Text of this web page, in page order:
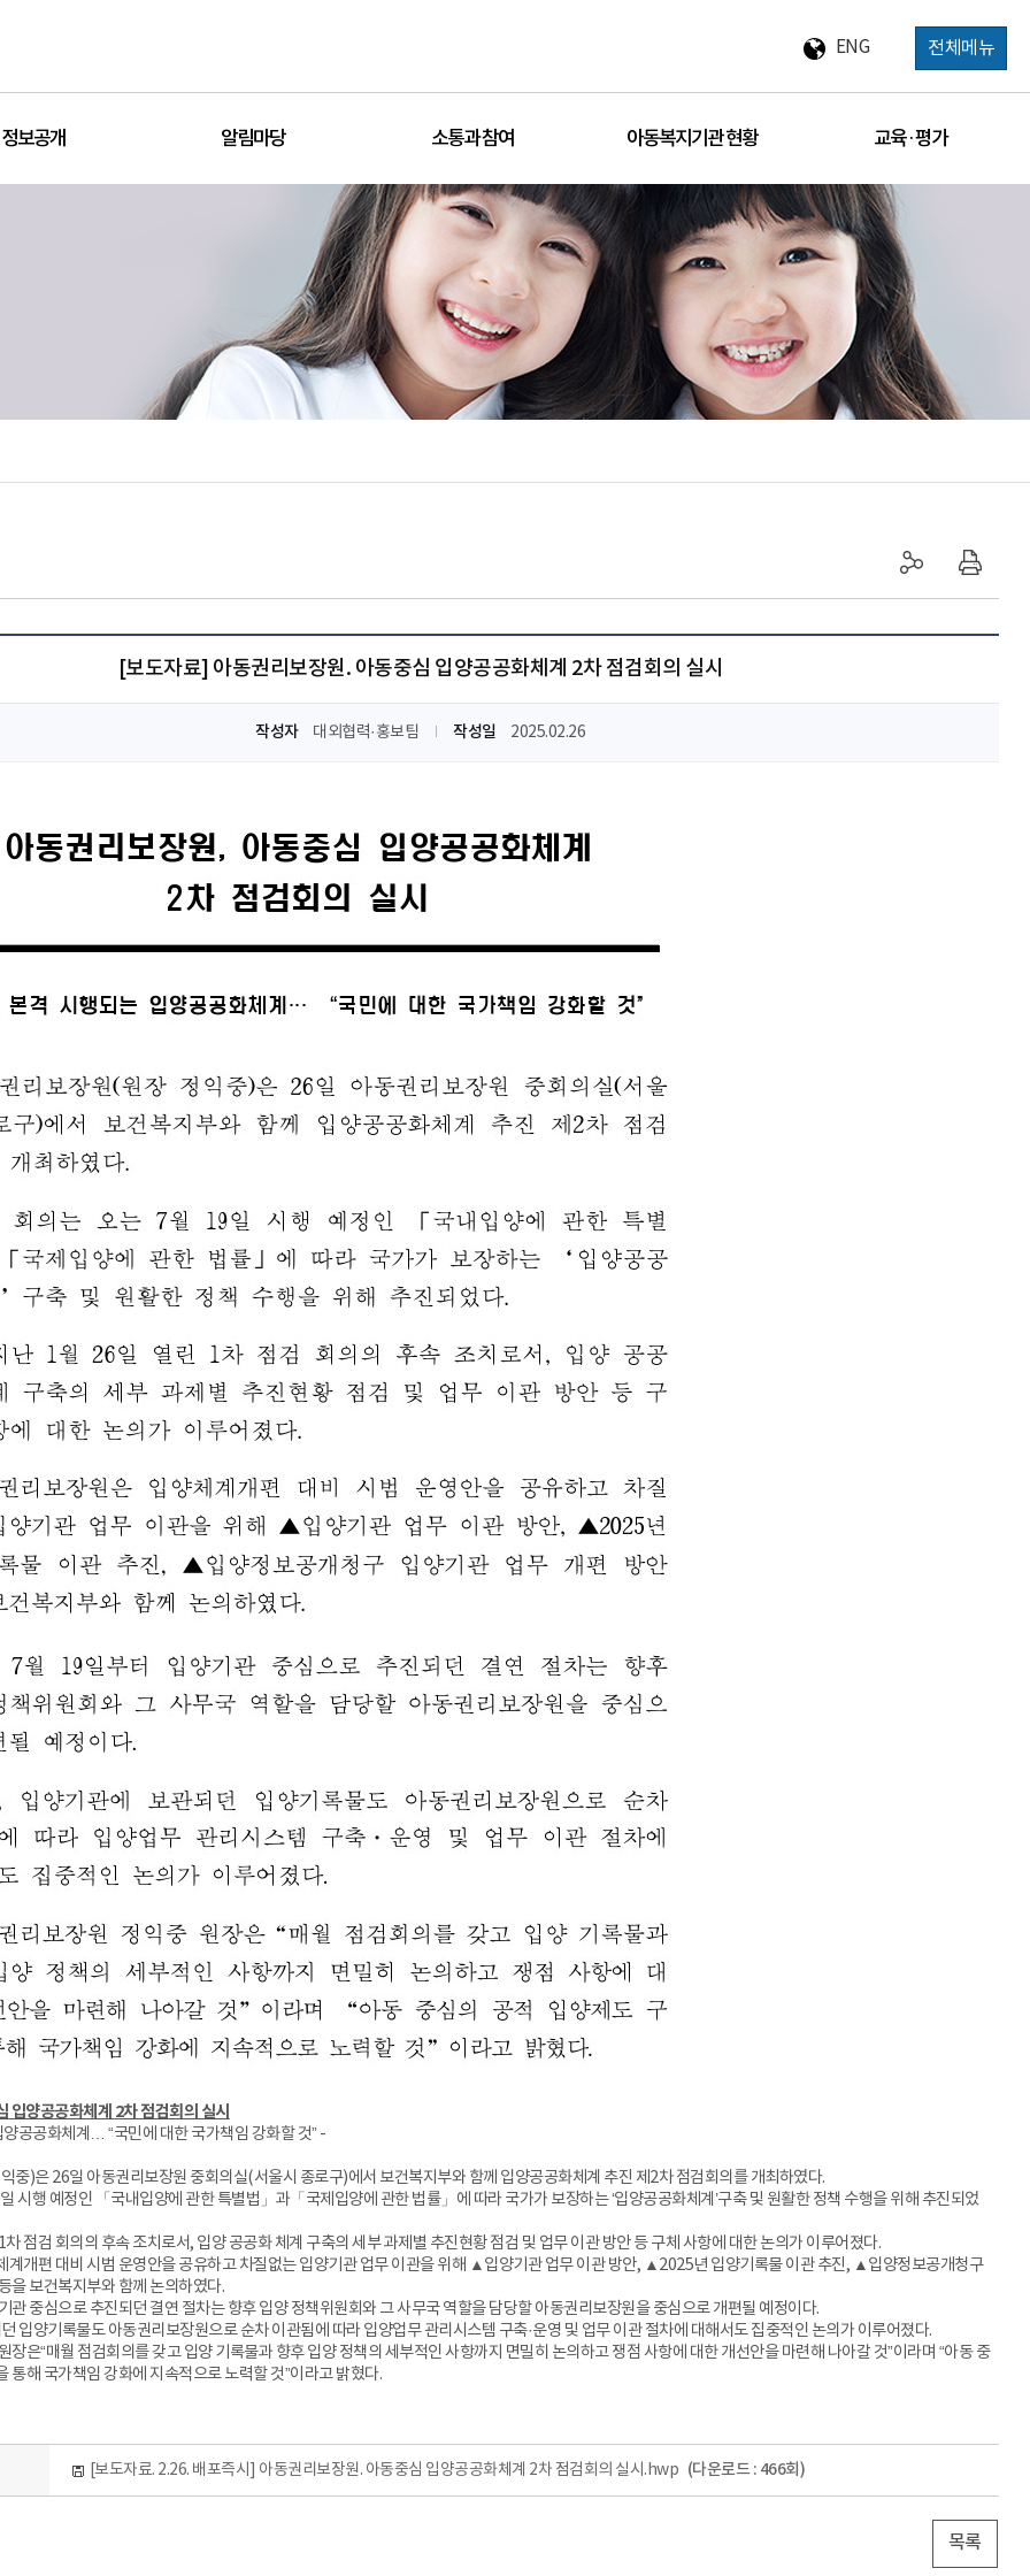
정보공개 알림마당 소통과 참여 아동복지기관 현황 교육 · 평가
ENG 전체메뉴
[보도자료] 아동권리보장원. 아동중심 입양공공화체계 2차 점검회의 실시
작성자 대외협력·홍보팀​ 작성일 2025.02.26
입양공공화체계 2차 점검회의 실시
공공화체계… “국민에 대한 국가책임 강화할 것” -
중)은 26일 아동권리보장원 중회의실(서울시 종로구)에서 보건복지부와 함께 입양공공화체계 추진 제2차 점검회의를 개최하였다.
시행 예정인 「국내입양에 관한 특별법」과「국제입양에 관한 법률」에 따라 국가가 보장하는 ‘입양공공화체계’구축 및 원활한 정책 수행을 위해 추진되었
점검 회의의 후속 조치로서, 입양 공공화 체계 구축의 세부 과제별 추진현황 점검 및 업무 이관 방안 등 구체 사항에 대한 논의가 이루어졌다.
개편 대비 시범 운영안을 공유하고 차질없는 입양기관 업무 이관을 위해 ▲입양기관 업무 이관 방안, ▲2025년 입양기록물 이관 추진, ▲입양정보공개청구
을 보건복지부와 함께 논의하였다.
중심으로 추진되던 결연 절차는 향후 입양 정책위원회와 그 사무국 역할을 담당할 아동권리보장원을 중심으로 개편될 예정이다.
입양기록물도 아동권리보장원으로 순차 이관됨에 따라 입양업무 관리시스템 구축·운영 및 업무 이관 절차에 대해서도 집중적인 논의가 이루어졌다.
은“매월 점검회의를 갖고 입양 기록물과 향후 입양 정책의 세부적인 사항까지 면밀히 논의하고 쟁점 사항에 대한 개선안을 마련해 나아갈 것”이라며 “아동 중
통해 국가책임 강화에 지속적으로 노력할 것”이라고 밝혔다.
[보도자료. 2.26. 배포즉시] 아동권리보장원. 아동중심 입양공공화체계 2차 점검회의 실시.hwp (다운로드 : 466회)
목록